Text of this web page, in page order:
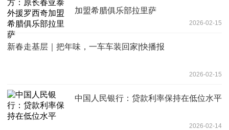
加盟希腊俱乐部拉里萨
2026-02-15
新春走基层｜把年味，一车车装回家|快播报
2026-02-15
中国人民银行：贷款利率保持在低位水平
2026-02-14